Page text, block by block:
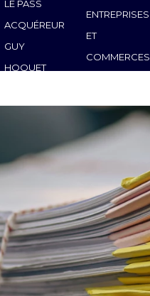
LE PASS
ACQUÉREUR
GUY
HOQUET
ENTREPRISES
ET
COMMERCES